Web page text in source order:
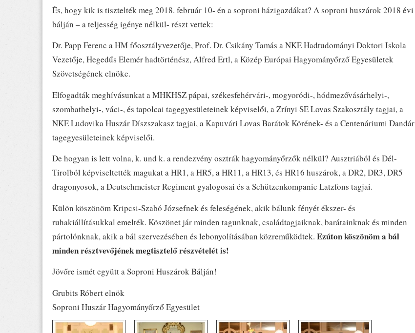
És, hogy kik is tisztelték meg 2018. február 10- én a soproni házigazdákat? A soproni huszárok 2018 évi
bálján – a teljesség igénye nélkül- részt vettek:
Dr. Papp Ferenc a HM főosztályvezetője, Prof. Dr. Csikány Tamás a NKE Hadtudományi Doktori Iskola
Vezetője, Hegedűs Elemér hadtörténész, Alfred Ertl, a Közép Európai Hagyományőrző Egyesületek
Szövetségének elnöke.
Elfogadták meghívásunkat a MHKHSZ pápai, székesfehérvári-, mogyoródi-, hódmezővásárhelyi-,
szombathelyi-, váci-, és tapolcai tagegyesületeinek képviselői, a Zrínyi SE Lovas Szakosztály tagjai, a
NKE Ludovika Huszár Díszszakasz tagjai, a Kapuvári Lovas Barátok Körének- és a Centenáriumi Dandár
tagegyesületeinek képviselői.
De hogyan is lett volna, k. und k. a rendezvény osztrák hagyományőrzők nélkül? Ausztriából és Dél-
Tirolból képviseltették magukat a HR1, a HR5, a HR11, a HR13, és HR16 huszárok, a DR2, DR3, DR5
dragonyosok, a Deutschmeister Regiment gyalogosai és a Schützenkompanie Latzfons tagjai.
Külön köszönöm Kripcsi-Szabó Józsefnek és feleségének, akik bálunk fényét ékszer- és
ruhakiállításukkal emelték. Köszönet jár minden tagunknak, családtagjaiknak, barátainknak és minden
pártolónknak, akik a bál szervezésében és lebonyolításában közreműködtek. Ezúton köszönöm a bál
minden résztvevőjének megtisztelő részvételét is!
Jövőre ismét együtt a Soproni Huszárok Bálján!
Grubits Róbert elnök
Soproni Huszár Hagyományőrző Egyesület